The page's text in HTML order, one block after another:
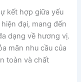
kết hợp giữa yếu
đại, mang đến
dạng về hương vị.
mãn nhu cầu của
toàn và chất